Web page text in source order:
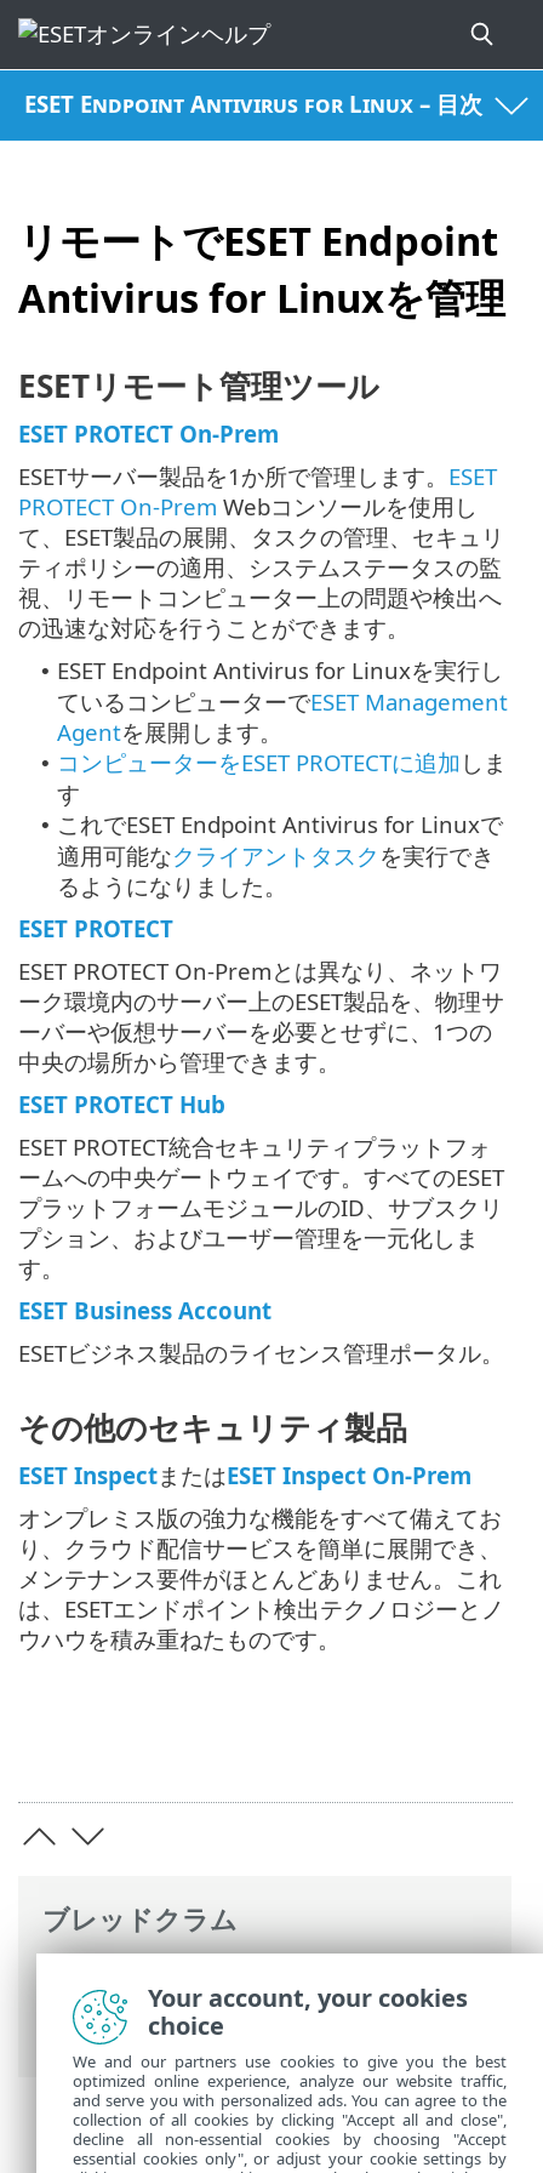
ESET Endpoint Antivirus for Linux – 目次
リモートでESET Endpoint
Antivirus for Linuxを管理
ブレッドクラム
Antivirus for Linux>概要 > リモートで
ESET Endpoint Antivirus for Linuxを管理
ESETリモート管理ツール
ESET PROTECT On-Prem
ESETサーバー製品を1か所で管理します。 ESET
PROTECT On-Prem Webコンソールを使用し
て、ESET製品の展開、タスクの管理、セキュリ
ティポリシーの適用、システムステータスの監
視、リモートコンピューター上の問題や検出へ
の迅速な対応を行うことができます。
• ESET Endpoint Antivirus for Linuxを実行し
ているコンピューターでESET Management
Agentを展開します。
• コンピューターをESET PROTECTに追加 しま
す
• これでESET Endpoint Antivirus for Linuxで
適用可能なクライアントタスク を実行でき
るようになりました。
ESET PROTECT
ESET PROTECT On-Premとは異なり、ネットワ
ーク環境内のサーバー上のESET製品を、物理サ
ーバーや仮想サーバーを必要とせずに、1つの
中央の場所から管理できます。
ESET PROTECT Hub
ESET PROTECT統合セキュリティプラットフォ
ームへの中央ゲートウェイです。すべてのESET
プラットフォームモジュールのID、サブスクリ
プション、およびユーザー管理を一元化しま
す。
ESET Business Account
ESETビジネス製品のライセンス管理ポータル。
その他のセキュリティ製品
ESET InspectまたはESET Inspect On-Prem
オンプレミス版の強力な機能をすべて備えてお
り、クラウド配信サービスを簡単に展開でき、
メンテナンス要件がほとんどありません。これ
は、ESETエンドポイント検出テクノロジーとノ
ウハウを積み重ねたものです。
Your account, your cookies
choice
We and our partners use cookies to give you the best
optimized online experience, analyze our website traffic,
and serve you with personalized ads. You can agree to the
collection of all cookies by clicking "Accept all and close",
decline all non-essential cookies by choosing "Accept
essential cookies only", or adjust your cookie settings by